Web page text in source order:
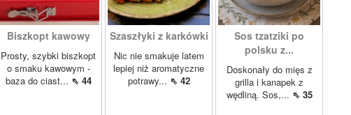
Biszkopt kawowy
Prosty, szybki biszkopt
o smaku kawowym -
baza do ciast... ⇖ 44
Szaszłyki z karkówki
Nic nie smakuje latem
lepiej niż aromatyczne
potrawy... ⇖ 42
Sos tzatziki po
polsku z...
Doskonały do mięs z
grilla i kanapek z
wędliną. Sos,... ⇖ 35